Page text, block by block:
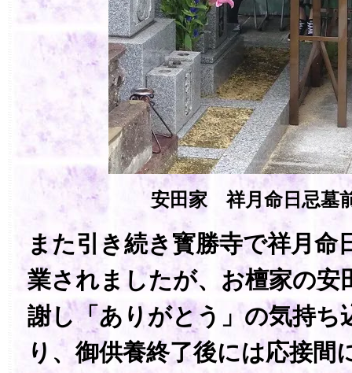
安田家 祥月命日忌墓
また引き続き寳勝寺で祥月命
業されましたが、お檀家の安
謝し「ありがとう」の気持ち
り、御供養終了後には応接間